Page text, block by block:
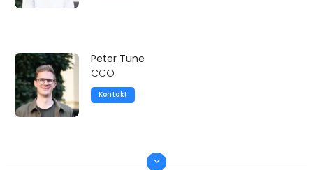
keyboard_arrow_down
Peter Tune
CCO
Kontakt